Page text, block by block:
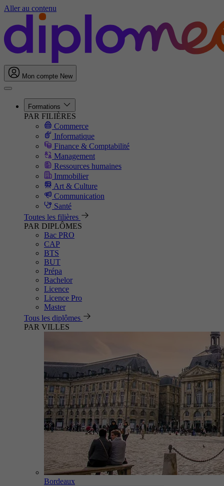
Aller au contenu
Mon compte New
Formations
PAR FILIÈRES
Commerce
Informatique
Finance & Comptabilité
Management
Ressources humaines
Immobilier
Art & Culture
Communication
Santé
Toutes les filières
PAR DIPLÔMES
Bac PRO
CAP
BTS
BUT
Prépa
Bachelor
Licence
Licence Pro
Master
Tous les diplômes
PAR VILLES
Bordeaux